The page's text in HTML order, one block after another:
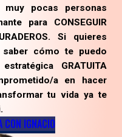
muy pocas personas
para CONSEGUIR
Si quieres
cómo te puedo
estratégica GRATUITA
a en hacer
tu vida ya te
CON IGNACIO